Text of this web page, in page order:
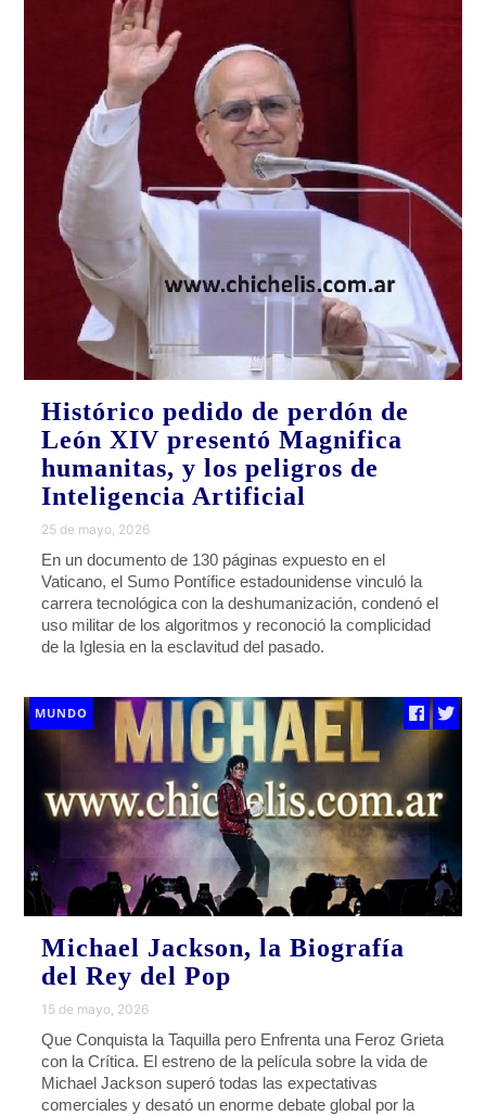
Histórico pedido de perdón de
León XIV presentó Magnifica
humanitas, y los peligros de
Inteligencia Artificial
25 de mayo, 2026
En un documento de 130 páginas expuesto en el
Vaticano, el Sumo Pontífice estadounidense vinculó la
carrera tecnológica con la deshumanización, condenó el
uso militar de los algoritmos y reconoció la complicidad
de la Iglesia en la esclavitud del pasado.
MUNDO
Michael Jackson, la Biografía
del Rey del Pop
15 de mayo, 2026
Que Conquista la Taquilla pero Enfrenta una Feroz Grieta
con la Crítica. El estreno de la película sobre la vida de
Michael Jackson superó todas las expectativas
comerciales y desató un enorme debate global por la